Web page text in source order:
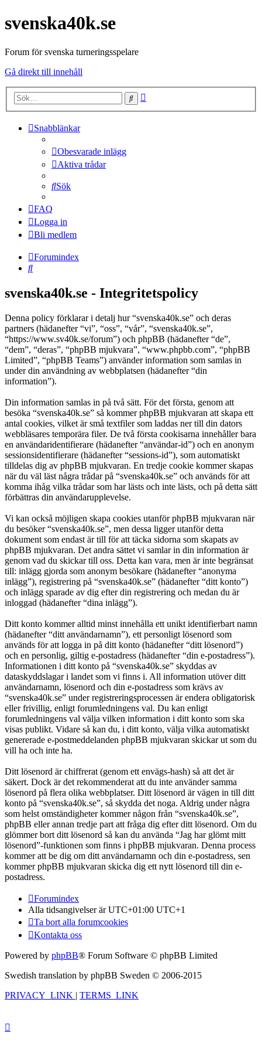
svenska40k.se
Forum för svenska turneringsspelare
Gå direkt till innehåll
Sök
Snabblänkar
Obesvarade inlägg
Aktiva trådar
Sök
FAQ
Logga in
Bli medlem
Forumindex
Sök
svenska40k.se - Integritetspolicy
Denna policy förklarar i detalj hur “svenska40k.se” och deras
partners (hädanefter “vi”, “oss”, “vår”, “svenska40k.se”,
“https://www.sv40k.se/forum”) och phpBB (hädanefter “de”,
“dem”, “deras”, “phpBB mjukvara”, “www.phpbb.com”, “phpBB
Limited”, “phpBB Teams”) använder information som samlas in
under din användning av webbplatsen (hädanefter “din
information”).
Din information samlas in på två sätt. För det första, genom att
besöka “svenska40k.se” så kommer phpBB mjukvaran att skapa ett
antal cookies, vilket är små textfiler som laddas ner till din dators
webbläsares temporära filer. De två första cookisarna innehåller bara
en användaridentifierare (hädanefter “användar-id”) och en anonym
sessionsidentifierare (hädanefter “sessions-id”), som automatiskt
tilldelas dig av phpBB mjukvaran. En tredje cookie kommer skapas
när du väl läst några trådar på “svenska40k.se” och används för att
komma ihåg vilka trådar som har lästs och inte lästs, och på detta sätt
förbättras din användarupplevelse.
Vi kan också möjligen skapa cookies utanför phpBB mjukvaran när
du besöker “svenska40k.se”, men dessa ligger utanför detta
dokument som endast är till för att täcka sidorna som skapats av
phpBB mjukvaran. Det andra sättet vi samlar in din information är
genom vad du skickar till oss. Detta kan vara, men är inte begränsat
till: inlägg gjorda som anonym besökare (hädanefter “anonyma
inlägg”), registrering på “svenska40k.se” (hädanefter “ditt konto”)
och inlägg sparade av dig efter din registrering och medan du är
inloggad (hädanefter “dina inlägg”).
Ditt konto kommer alltid minst innehålla ett unikt identifierbart namn
(hädanefter “ditt användarnamn”), ett personligt lösenord som
används för att logga in på ditt konto (hädanefter “ditt lösenord”)
och en personlig, giltig e-postadress (hädanefter “din e-postadress”).
Informationen i ditt konto på “svenska40k.se” skyddas av
dataskyddslagar i landet som vi finns i. All information utöver ditt
användarnamn, lösenord och din e-postadress som krävs av
“svenska40k.se” under registreringsprocessen är endera obligatorisk
eller frivillig, enligt forumledningens val. Du kan enligt
forumledningens val välja vilken information i ditt konto som ska
visas publikt. Vidare så kan du, i ditt konto, välja vilka automatiskt
genererade e-postmeddelanden phpBB mjukvaran skickar ut som du
vill ha och inte ha.
Ditt lösenord är chiffrerat (genom ett envägs-hash) så att det är
säkert. Dock är det rekommenderat att du inte använder samma
lösenord på flera olika webbplatser. Ditt lösenord är vägen in till ditt
konto på “svenska40k.se”, så skydda det noga. Aldrig under några
som helst omständigheter kommer någon från “svenska40k.se”,
phpBB eller annan tredje part att fråga dig efter ditt lösenord. Om du
glömmer bort ditt lösenord så kan du använda “Jag har glömt mitt
lösenord”-funktionen som finns i phpBB mjukvaran. Denna process
kommer att be dig om ditt användarnamn och din e-postadress, sen
kommer phpBB mjukvaran skicka dig ett nytt lösenord till din e-
postadress.
Forumindex
Alla tidsangivelser är UTC+01:00 UTC+1
Ta bort alla forumcookies
Kontakta oss
Powered by phpBB® Forum Software © phpBB Limited
Swedish translation by phpBB Sweden © 2006-2015
PRIVACY_LINK | TERMS_LINK